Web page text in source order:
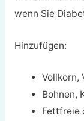
wenn Sie
Hinzufügen:
Vollkorn,
Bohnen,
Fettfreie